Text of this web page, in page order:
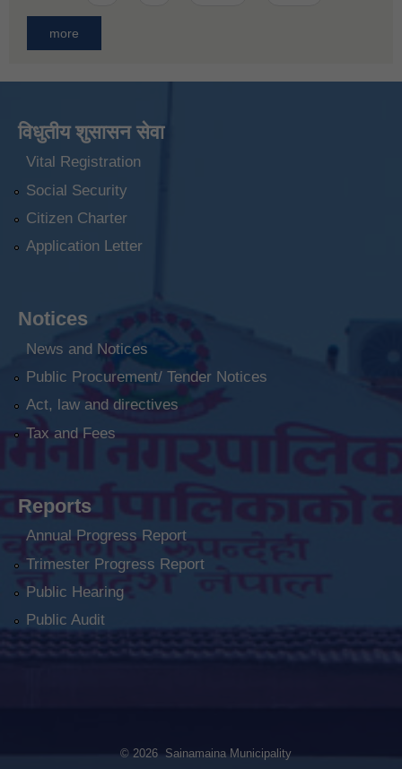
more
विधुतीय शुसासन सेवा
Vital Registration
Social Security
Citizen Charter
Application Letter
Notices
News and Notices
Public Procurement/ Tender Notices
Act, law and directives
Tax and Fees
Reports
Annual Progress Report
Trimester Progress Report
Public Hearing
Public Audit
© 2026 Sainamaina Municipality